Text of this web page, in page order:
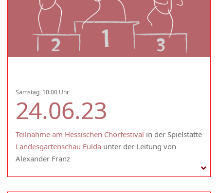
Samstag, 10:00 Uhr
24.06.23
Teilnahme am Hessischen Chorfestival in der Spielstätte
Landesgartenschau Fulda unter der Leitung von
Alexander Franz